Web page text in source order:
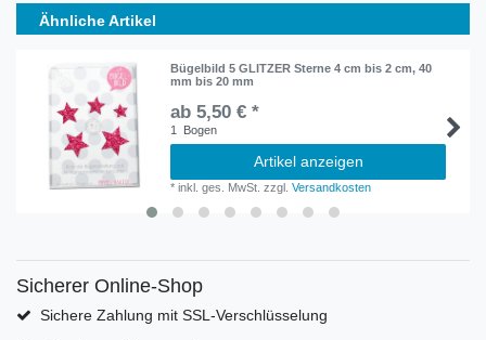
Ähnliche Artikel
Bügelbild 5 GLITZER Sterne 4 cm bis 2 cm, 40
mm bis 20 mm
ab 5,50 € *
1 Bogen
Artikel anzeigen
*inkl. ges. MwSt. zzgl.Versandkosten
Sicherer Online-Shop
Sichere Zahlung mit SSL-Verschlüsselung